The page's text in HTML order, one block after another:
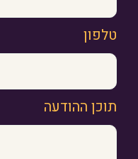
טלפון
תוכן ההודעה